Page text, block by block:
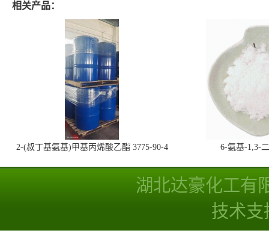
相关产品：
2-(叔丁基氨基)甲基丙烯酸乙酯 3775-90-4 6-氨基-1,3-
湖北达豪化工有
技术